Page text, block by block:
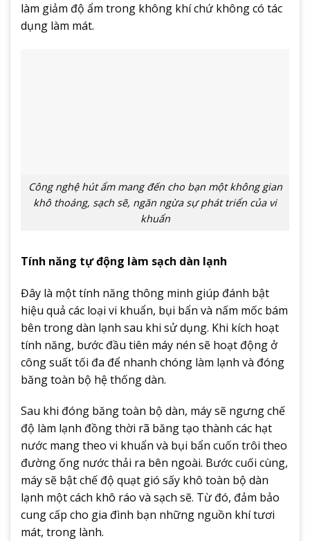
làm giảm độ ẩm trong không khí chứ không có tác
dụng làm mát.
Công nghệ hút ẩm mang đến cho bạn một không gian
khô thoáng, sạch sẽ, ngăn ngừa sự phát triển của vi
khuẩn
Tính năng tự động làm sạch dàn lạnh
Đây là một tính năng thông minh giúp đánh bật
hiệu quả các loại vi khuẩn, bụi bẩn và nấm mốc bám
bên trong dàn lạnh sau khi sử dụng. Khi kích hoạt
tính năng, bước đầu tiên máy nén sẽ hoạt động ở
công suất tối đa để nhanh chóng làm lạnh và đóng
băng toàn bộ hệ thống dàn.
Sau khi đóng băng toàn bộ dàn, máy sẽ ngưng chế
độ làm lạnh đồng thời rã băng tạo thành các hạt
nước mang theo vi khuẩn và bụi bẩn cuốn trôi theo
đường ống nước thải ra bên ngoài. Bước cuối cùng,
máy sẽ bật chế độ quạt gió sấy khô toàn bộ dàn
lạnh một cách khô ráo và sạch sẽ. Từ đó, đảm bảo
cung cấp cho gia đình bạn những nguồn khí tươi
mát, trong lành.